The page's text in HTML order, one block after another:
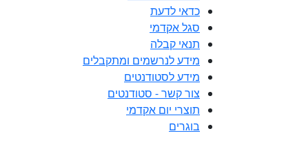
כדאי לדעת
סגל אקדמי
תנאי קבלה
מידע לנרשמים ומתקבלים
מידע לסטודנטים
צור קשר - סטודנטים
תוצרי יום אקדמי
בוגרים